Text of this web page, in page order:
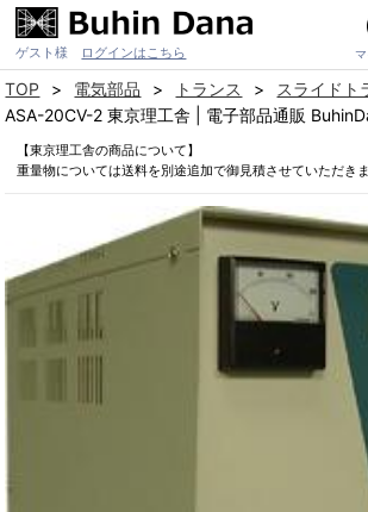
ゲスト様 ログインはこちら
TOP 電気部品 トランス
スライドト
ASA-20CV-2 東京理工舎 | 電子部品通販
【東京理工舎の商品について】
重量物については送料を別途追加で御見積させていただきま